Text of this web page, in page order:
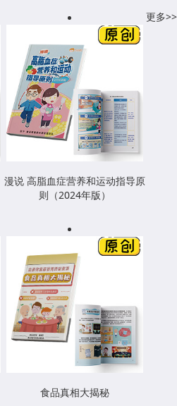
更多>>
漫说 高脂血症营养和运动指导原
则（2024年版）
食品真相大揭秘